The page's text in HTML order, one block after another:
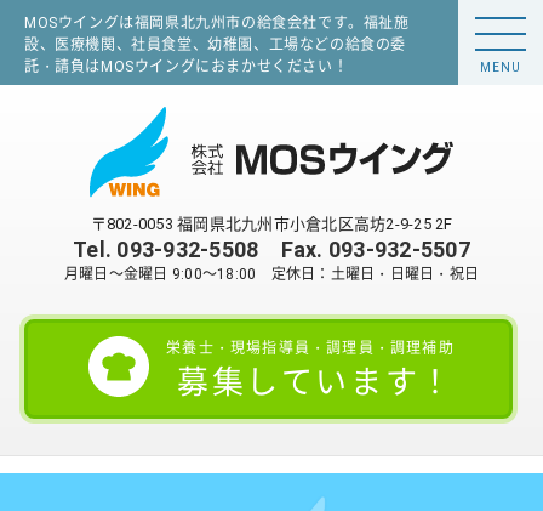
MOSウイングは福岡県北九州市の給食会社です。福祉施
設、医療機関、社員食堂、幼稚園、工場などの給食の委
託・請負はMOSウイングにおまかせください！
〒802-0053 福岡県北九州市小倉北区高坊2-9-25 2F
Tel. 093-932-5508 Fax. 093-932-5507
月曜日～金曜日 9:00～18:00 定休日：土曜日・日曜日・祝日
栄養士・現場指導員・調理員・調理補助
募集しています！
MENU